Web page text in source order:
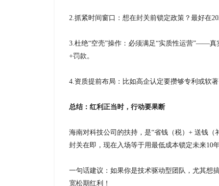
2.抓紧时间窗口：想在封关前锁定政策？最好在
3.杜绝“空壳”操作：必须满足“实质性运营”——真
+罚款。
4.资质提前布局：比如高企认定要攒够专利或软
总结：红利正当时，行动要果断
海南对科技公司的扶持，是“省钱（税）+ 送钱（
封关在即，现在入场等于用最低成本锁定未来10
一句话建议：如果你是技术驱动型团队，尤其想
宽松期红利！